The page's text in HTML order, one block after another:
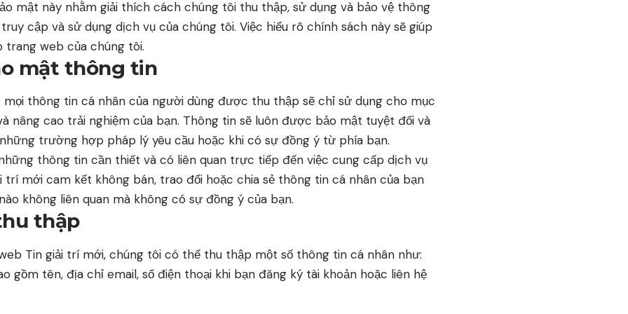
mật này nhằm giải thích cách chúng tôi thu thập, sử dụng và bảo vệ thông
cập và sử dụng dịch vụ của chúng tôi. Việc hiểu rõ chính sách này sẽ giúp
web của chúng tôi.
mật thông tin
thông tin cá nhân của người dùng được thu thập sẽ chỉ sử dụng cho mục
nâng cao trải nghiệm của bạn. Thông tin sẽ luôn được bảo mật tuyệt đối và
trường hợp pháp lý yêu cầu hoặc khi có sự đồng ý từ phía bạn.
thông tin cần thiết và có liên quan trực tiếp đến việc cung cấp dịch vụ
trí mới cam kết không bán, trao đổi hoặc chia sẻ thông tin cá nhân của bạn
không liên quan mà không có sự đồng ý của bạn.
thập
Tin giải trí mới, chúng tôi có thể thu thập một số thông tin cá nhân như:
gồm tên, địa chỉ email, số điện thoại khi bạn đăng ký tài khoản hoặc liên hệ